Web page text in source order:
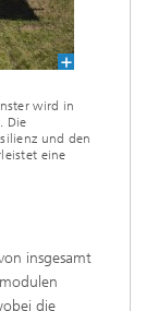
wird in
Die
und den
eine
insgesamt
die